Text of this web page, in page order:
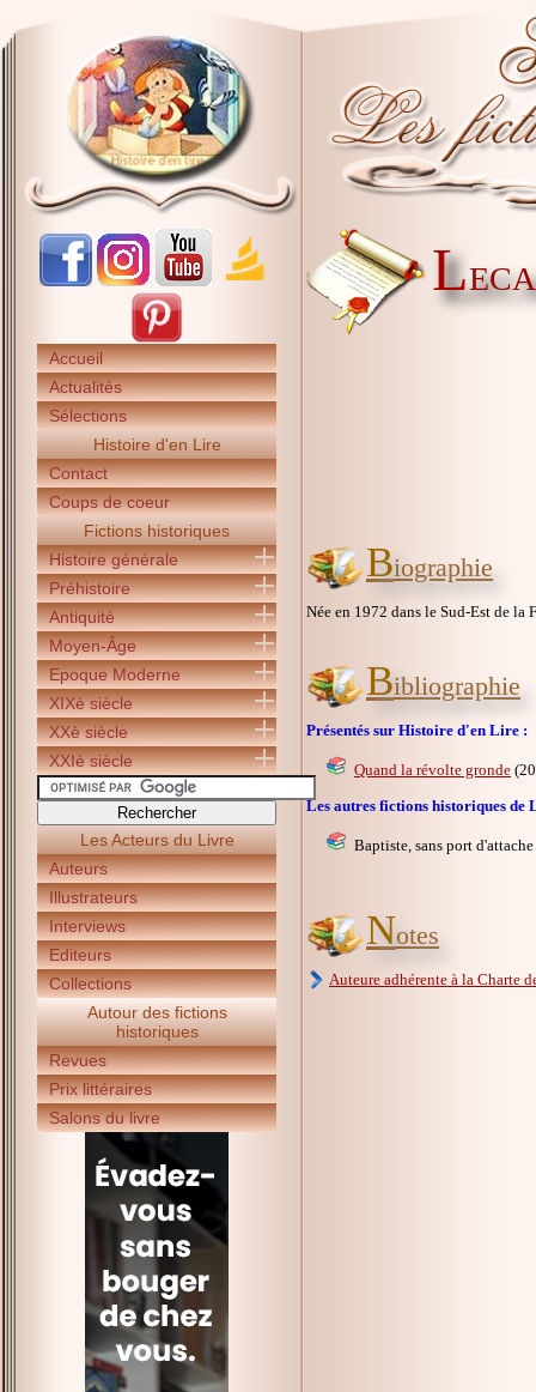
Accueil
Actualités
Sélections
Histoire d'en Lire
Contact
Coups de coeur
Fictions historiques
Histoire générale
Préhistoire
Antiquité
Moyen-Âge
Epoque Moderne
XIXè siècle
XXè siècle
XXIè siècle
Les Acteurs du Livre
Auteurs
Illustrateurs
Interviews
Editeurs
Collections
Autour des fictions
historiques
Revues
Prix littéraires
Salons du livre
L
Biographie
Née en 1972 dans le Sud-Est de la
Bibliographie
Présentés sur Histoire d'en Lire :
Quand la révolte gronde
Les autres fictions historiques de
Baptiste, sans port
Notes
Auteure adhérente à la Charte